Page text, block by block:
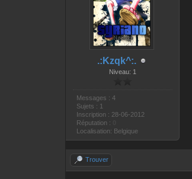
.:Kzqk^:.
Niveau: 1
Messages : 4
Sujets : 1
Inscription : 28-06-2012
Réputation :
Localisation: Belgique
Trouver